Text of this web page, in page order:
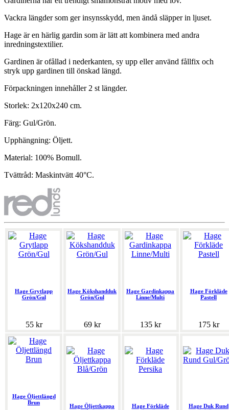
Vackra längder som ger insynsskydd, men ändå släpper in ljuset.
Hage är en härlig gardin som är lätt att kombinera med andra
inredningstextilier.
Gardinen är ofållad i nederkanten, sy upp eller använd fållfix och
stryk upp gardinen till önskad längd.
Förpackningen innehåller 2 st längder.
Storlek: 2x120x240 cm.
Färg: Gul/Grön.
Upphängning: Öljett.
Material: 100% Bomull.
Tvättråd: Maskintvätt 40°C.
Hage Grytlapp
Grön/Gul
55 kr
Hage Kökshandduk
Grön/Gul
69 kr
Hage Gardinkappa
Linne/Multi
135 kr
Hage Förkläde
Pastell
175 kr
Hage Öljettlängd
Brun
Hage Öljettkappa
Hage Förkläde
Hage Duk Rund